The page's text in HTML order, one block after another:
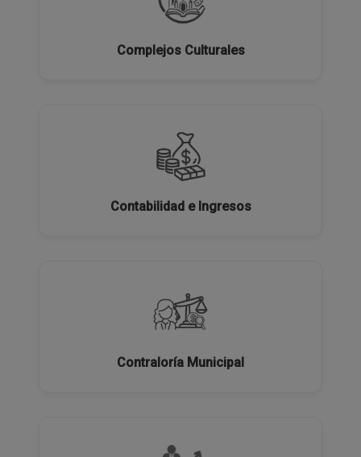
Complejos Culturales
Contabilidad e Ingresos
Contraloría Municipal